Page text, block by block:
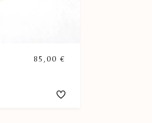
85,00€